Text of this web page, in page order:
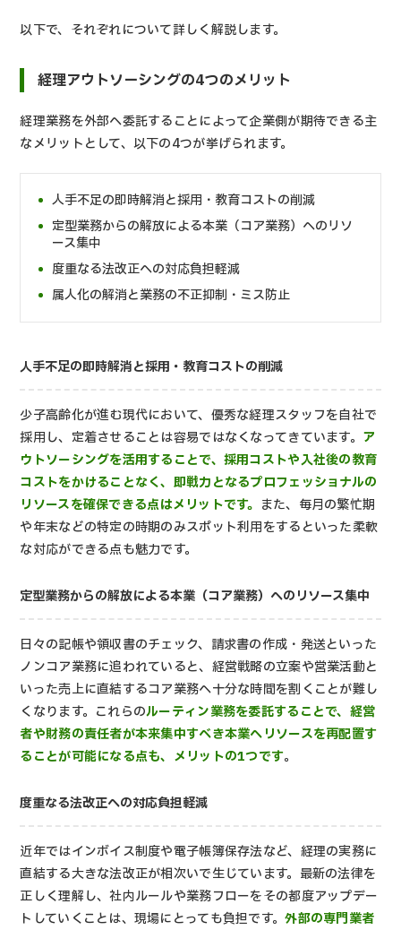
以下で、それぞれについて詳しく解説します。
経理アウトソーシングの4つのメリット
経理業務を外部へ委託することによって企業側が期待できる主
なメリットとして、以下の4つが挙げられます。
人手不足の即時解消と採用・教育コストの削減
定型業務からの解放による本業（コア業務）へのリソ
ース集中
度重なる法改正への対応負担軽減
属人化の解消と業務の不正抑制・ミス防止
人手不足の即時解消と採用・教育コストの削減
少子高齢化が進む現代において、優秀な経理スタッフを自社で
採用し、定着させることは容易ではなくなってきています。 ア
ウトソーシングを活用することで、採用コストや入社後の教育
コストをかけることなく、即戦力となるプロフェッショナルの
リソースを確保できる点はメリットです。 また、毎月の繁忙期
や年末などの特定の時期のみスポット利用をするといった柔軟
な対応ができる点も魅力です。
定型業務からの解放による本業（コア業務）へのリソース集中
日々の記帳や領収書のチェック、請求書の作成・発送といった
ノンコア業務に追われていると、経営戦略の立案や営業活動と
いった売上に直結するコア業務へ十分な時間を割くことが難し
くなります。これらのルーティン業務を委託することで、経営
者や財務の責任者が本来集中すべき本業へリソースを再配置す
ることが可能になる点も、メリットの1つです。
度重なる法改正への対応負担軽減
近年ではインボイス制度や電子帳簿保存法など、経理の実務に
直結する大きな法改正が相次いで生じています。最新の法律を
正しく理解し、社内ルールや業務フローをその都度アップデー
トしていくことは、現場にとっても負担です。外部の専門業者